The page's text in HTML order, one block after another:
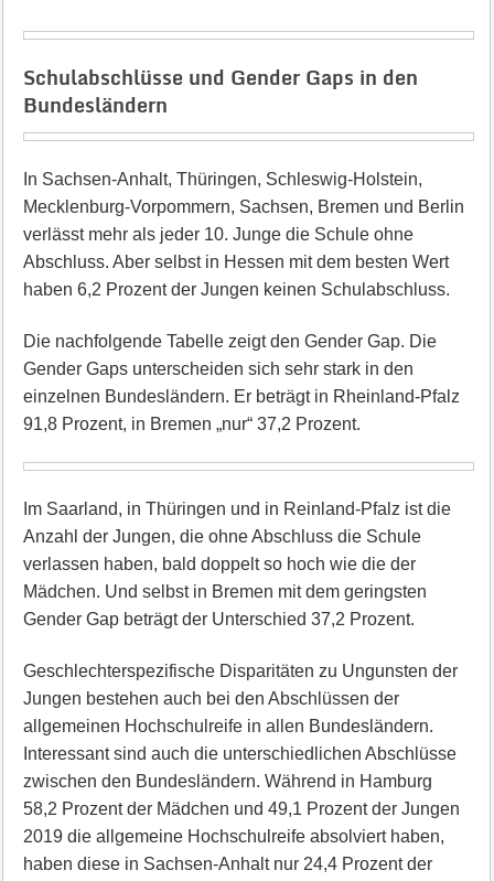
Schulabschlüsse und Gender Gaps in den
Bundesländern
In Sachsen-Anhalt, Thüringen, Schleswig-Holstein,
Mecklenburg-Vorpommern, Sachsen, Bremen und Berlin
verlässt mehr als jeder 10. Junge die Schule ohne
Abschluss. Aber selbst in Hessen mit dem besten Wert
haben 6,2 Prozent der Jungen keinen Schulabschluss.
Die nachfolgende Tabelle zeigt den Gender Gap. Die
Gender Gaps unterscheiden sich sehr stark in den
einzelnen Bundesländern. Er beträgt in Rheinland-Pfalz
91,8 Prozent, in Bremen „nur“ 37,2 Prozent.
Im Saarland, in Thüringen und in Reinland-Pfalz ist die
Anzahl der Jungen, die ohne Abschluss die Schule
verlassen haben, bald doppelt so hoch wie die der
Mädchen. Und selbst in Bremen mit dem geringsten
Gender Gap beträgt der Unterschied 37,2 Prozent.
Geschlechterspezifische Disparitäten zu Ungunsten der
Jungen bestehen auch bei den Abschlüssen der
allgemeinen Hochschulreife in allen Bundesländern.
Interessant sind auch die unterschiedlichen Abschlüsse
zwischen den Bundesländern. Während in Hamburg
58,2 Prozent der Mädchen und 49,1 Prozent der Jungen
2019 die allgemeine Hochschulreife absolviert haben,
haben diese in Sachsen-Anhalt nur 24,4 Prozent der